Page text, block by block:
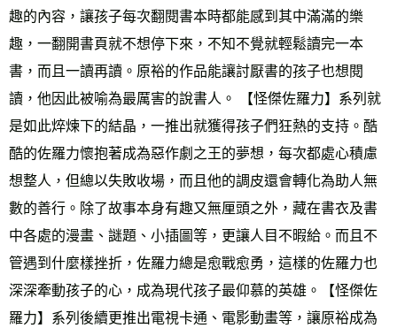
趣的內容，讓孩子每次翻閱書本時都能感到其中滿滿的樂
趣，一翻開書頁就不想停下來，不知不覺就輕鬆讀完一本
書，而且一讀再讀。原裕的作品能讓討厭書的孩子也想閱
讀，他因此被喻為最厲害的說書人。 【怪傑佐羅力】系列就
是如此焠煉下的結晶，一推出就獲得孩子們狂熱的支持。酷
酷的佐羅力懷抱著成為惡作劇之王的夢想，每次都處心積慮
想整人，但總以失敗收場，而且他的調皮還會轉化為助人無
數的善行。除了故事本身有趣又無厘頭之外，藏在書衣及書
中各處的漫畫、謎題、小插圖等，更讓人目不暇給。而且不
管遇到什麼樣挫折，佐羅力總是愈戰愈勇，這樣的佐羅力也
深深牽動孩子的心，成為現代孩子最仰慕的英雄。【怪傑佐
羅力】系列後續更推出電視卡通、電影動畫等，讓原裕成為